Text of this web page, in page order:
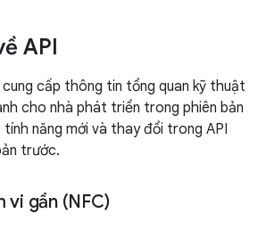
API
cấp thông tin tổng quan kỹ thuật
cho nhà phát triển trong phiên bản
tính năng mới và thay đổi trong API
trước.
vi gần (NFC)